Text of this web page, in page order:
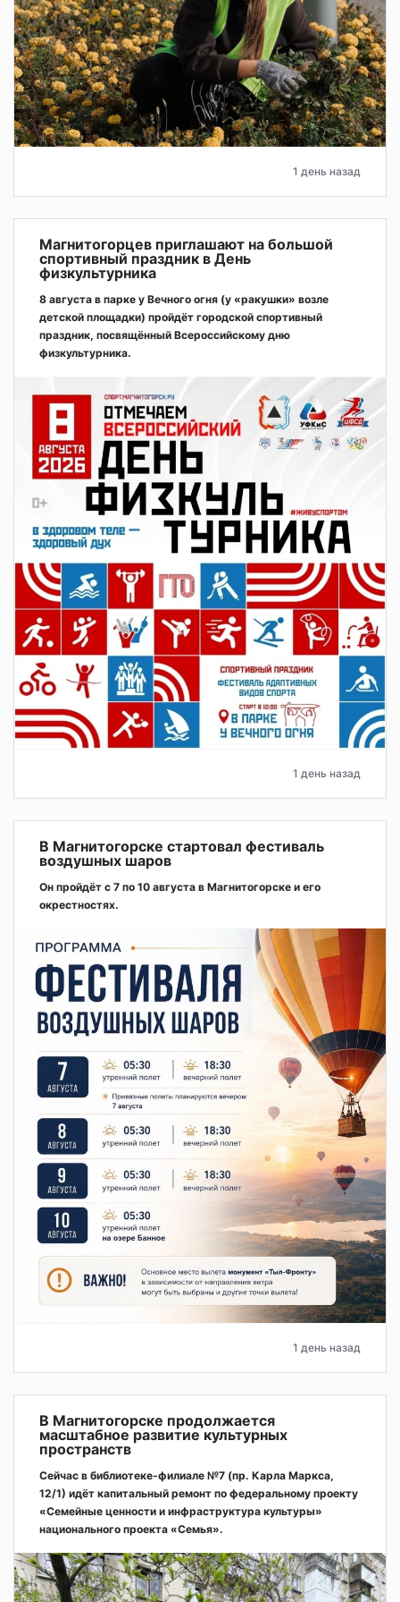
1 день назад
Магнитогорцев приглашают на большой
спортивный праздник в День
физкультурника
8 августа в парке у Вечного огня (у «ракушки» возле
детской площадки) пройдёт городской спортивный
праздник, посвящённый Всероссийскому дню
физкультурника.
1 день назад
В Магнитогорске стартовал фестиваль
воздушных шаров
Он пройдёт с 7 по 10 августа в Магнитогорске и его
окрестностях.
1 день назад
В Магнитогорске продолжается
масштабное развитие культурных
пространств
Сейчас в библиотеке-филиале №7 (пр. Карла Маркса,
12/1) идёт капитальный ремонт по федеральному проекту
«Семейные ценности и инфраструктура культуры»
национального проекта «Семья».